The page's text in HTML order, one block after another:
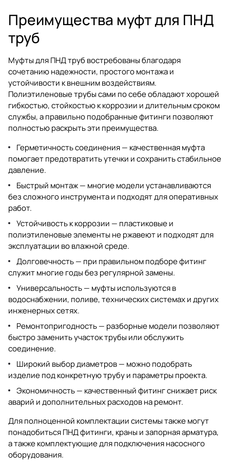
Преимущества муфт для ПНД
труб
Муфты для ПНД труб востребованы благодаря
сочетанию надежности, простого монтажа и
устойчивости к внешним воздействиям.
Полиэтиленовые трубы сами по себе обладают хорошей
гибкостью, стойкостью к коррозии и длительным сроком
службы, а правильно подобранные фитинги позволяют
полностью раскрыть эти преимущества.
Герметичность соединения — качественная муфта
помогает предотвратить утечки и сохранить стабильное
давление.
Быстрый монтаж — многие модели устанавливаются
без сложного инструмента и подходят для оперативных
работ.
Устойчивость к коррозии — пластиковые и
полиэтиленовые элементы не ржавеют и подходят для
эксплуатации во влажной среде.
Долговечность — при правильном подборе фитинг
служит многие годы без регулярной замены.
Универсальность — муфты используются в
водоснабжении, поливе, технических системах и других
инженерных сетях.
Ремонтопригодность — разборные модели позволяют
быстро заменить участок трубы или обслужить
соединение.
Широкий выбор диаметров — можно подобрать
изделие под конкретную трубу и параметры проекта.
Экономичность — качественный фитинг снижает риск
аварий и дополнительных расходов на ремонт.
Для полноценной комплектации системы также могут
понадобитьсяПНД фитинги, краны и запорная арматура,
а также комплектующие для подключения насосного
оборудования.